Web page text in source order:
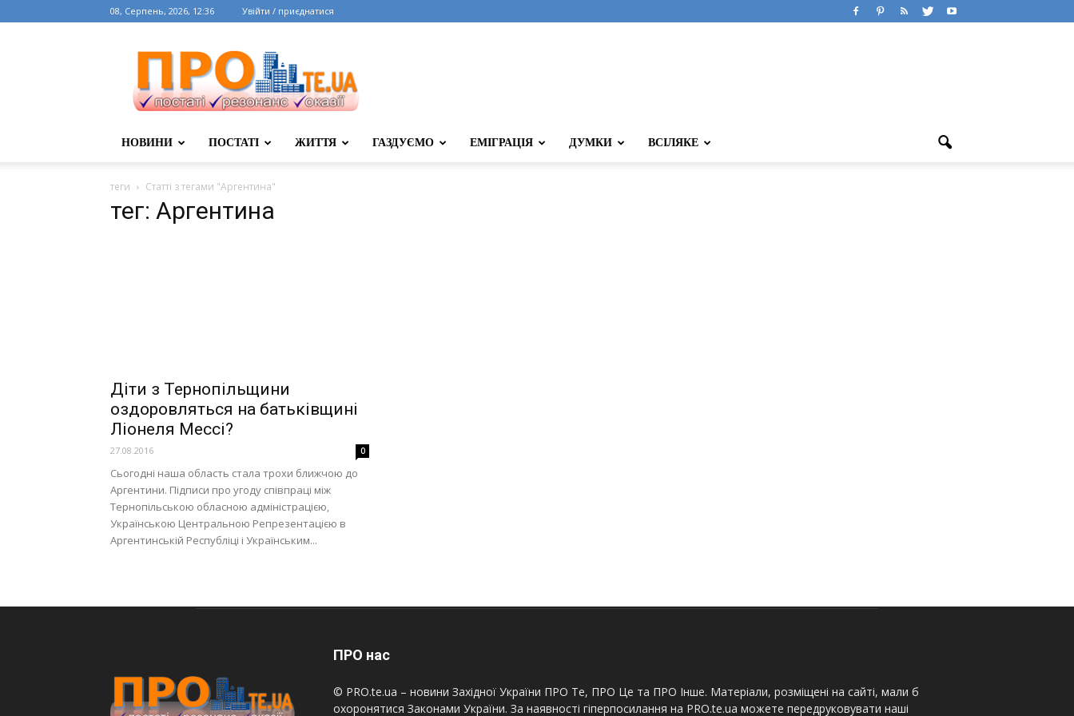
08, Серпень, 2026, 12:36 Увійти / приєднатися
НОВИНИ ПОСТАТІ ЖИТТЯ ГАЗДУЄМО ЕМІГРАЦІЯ ДУМКИ ВСІЛЯКЕ
теги Статті з тегами "Аргентина"
тег: Аргентина
Діти з Тернопільщини
оздоровляться на батьківщині
Ліонеля Мессі?
27.08.2016 0
Сьогодні наша область стала трохи ближчою до
Аргентини. Підписи про угоду співпраці між
Тернопільською обласною адміністрацією,
Українською Центральною Репрезентацією в
Аргентинській Республіці і Українським...
ПРО нас
© PRO.te.ua – новини Західної України ПРО Те, ПРО Це та ПРО Інше. Матеріали, розміщені на сайті, мали б
охоронятися Законами України. За наявності гіперпосилання на PRO.te.ua можете передруковувати наші